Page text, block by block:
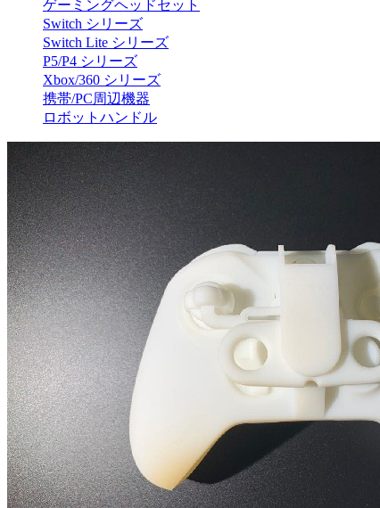
ゲーミングヘッドセット
Switch シリーズ
Switch Lite シリーズ
P5/P4 シリーズ
Xbox/360 シリーズ
携帯/PC周辺機器
ロボットハンドル